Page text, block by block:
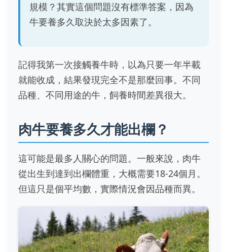
規模？其實這個問題沒有標準答案，因為
牛要養多久取決於太多因素了。
記得我第一次接觸養牛時，以為只要一年半載
就能收成，結果發現完全不是那麼回事。不同
品種、不同用途的牛，飼養時間差異很大。
肉牛要養多久才能出欄？
這可能是最多人關心的問題。一般來說，肉牛
從出生到達到出欄體重，大概需要18-24個月。
但這只是個平均數，實際情況會因品種而異。